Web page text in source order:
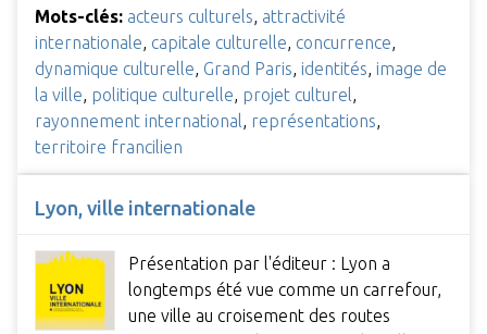
Mots-clés: acteurs culturels attractivité
internationale capitale culturelle concurrence
dynamique culturelle Grand Paris identités image de
la ville politique culturelle projet culturel
rayonnement international
représentations
territoire francilien
Lyon, ville internationale
Présentation par l'éditeur : Lyon a
longtemps été vue comme un carrefour,
une ville au croisement des routes